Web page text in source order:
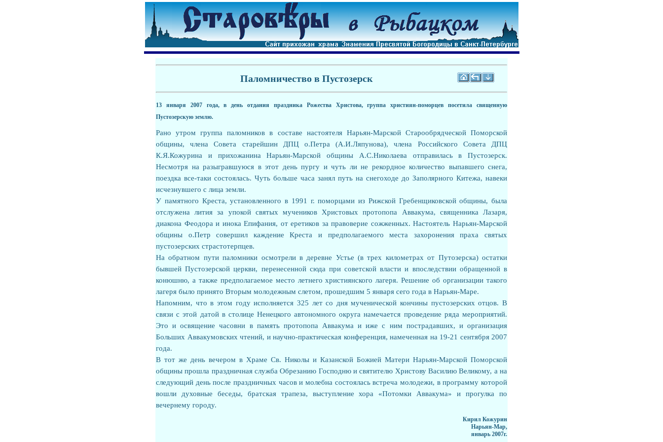
Паломничество в Пустозерск
13 января 2007 года, в день отдания праздника Рожества Христова, группа християн-поморцев посетила священную
Пустозерскую землю.
Рано утром группа паломников в составе настоятеля Нарьян-Марской Старообрядческой Поморской
общины, члена Совета старейшин ДПЦ о.Петра (А.И.Ляпунова), члена Российского Совета ДПЦ
К.Я.Кожурина и прихожанина Нарьян-Марской общины А.С.Николаева отправилась в Пустозерск.
Несмотря на разыгравшуюся в этот день пургу и чуть ли не рекордное количество выпавшего снега,
поездка все-таки состоялась. Чуть больше часа занял путь на снегоходе до Заполярного Китежа, навеки
исчезнувшего с лица земли.
У памятного Креста, установленного в 1991 г. поморцами из Рижской Гребенщиковской общины, была
отслужена лития за упокой святых мучеников Христовых протопопа Аввакума, священника Лазаря,
диакона Феодора и инока Епифания, от еретиков за правоверие сожженных. Настоятель Нарьян-Марской
общины о.Петр совершил каждение Креста и предполагаемого места захоронения праха святых
пустозерских страстотерпцев.
На обратном пути паломники осмотрели в деревне Устье (в трех километрах от Путозерска) остатки
бывшей Пустозерской церкви, перенесенной сюда при советской власти и впоследствии обращенной в
конюшню, а также предполагаемое место летнего християнского лагеря. Решение об организации такого
лагеря было принято Вторым молодежным слетом, прошедшим 5 января сего года в Нарьян-Маре.
Напомним, что в этом году исполняется 325 лет со дня мученической кончины пустозерских отцов. В
связи с этой датой в столице Ненецкого автономного округа намечается проведение ряда мероприятий.
Это и освящение часовни в память протопопа Аввакума и иже с ним пострадавших, и организация
Больших Аввакумовских чтений, и научно-практическая конференция, намеченная на 19-21 сентября 2007
года.
В тот же день вечером в Храме Св. Николы и Казанской Божией Матери Нарьян-Марской Поморской
общины прошла праздничная служба Обрезанию Господню и святителю Христову Василию Великому, а на
следующий день после праздничных часов и молебна состоялась встреча молодежи, в программу которой
вошли духовные беседы, братская трапеза, выступление хора «Потомки Аввакума» и прогулка по
вечернему городу.
Кирил Кожурин
Нарьян-Мар,
январь 2007г.